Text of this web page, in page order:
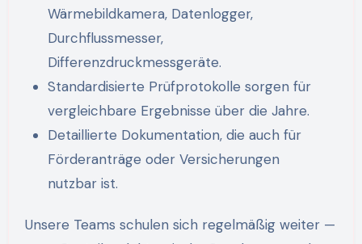
Wärmebildkamera, Datenlogger,
Durchflussmesser,
Differenzdruckmessgeräte.
Standardisierte Prüfprotokolle sorgen für
vergleichbare Ergebnisse über die Jahre.
Detaillierte Dokumentation, die auch für
Förderanträge oder Versicherungen
nutzbar ist.
Unsere Teams schulen sich regelmäßig weiter —